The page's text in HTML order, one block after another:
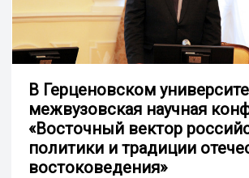
В Герценовском
межвузовская научная
«Восточный вектор
политики и традиции
востоковедения»